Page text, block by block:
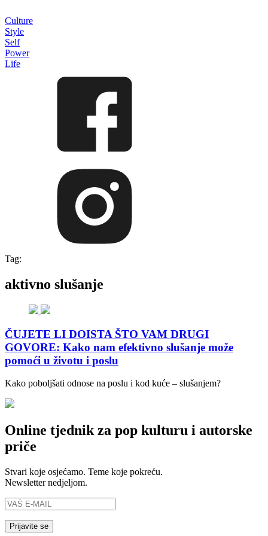
Culture
Style
Self
Power
Life
Tag:
aktivno slušanje
ČUJETE LI DOISTA ŠTO VAM DRUGI
GOVORE: Kako nam efektivno slušanje može
pomoći u životu i poslu
Kako poboljšati odnose na poslu i kod kuće – slušanjem?
Online tjednik za pop kulturu i autorske
priče
Stvari koje osjećamo. Teme koje pokreću.
Newsletter nedjeljom.